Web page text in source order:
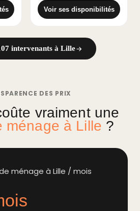
Voir ses disponibilités
intervenants à Lille
DES PRIX
vraiment une
ménage à Lille ?
ménage à Lille / mois